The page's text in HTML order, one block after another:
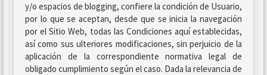
y/o espacios de blogging, confiere la condición de Usuario,
por lo que se aceptan, desde que se inicia la navegación
por el Sitio Web, todas las Condiciones aquí establecidas,
así como sus ulteriores modificaciones, sin perjuicio de la
aplicación de la correspondiente normativa legal de
obligado cumplimiento según el caso. Dada la relevancia de